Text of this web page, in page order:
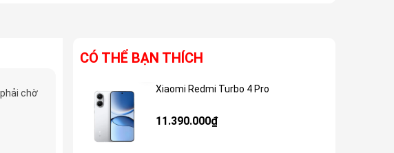
chờ
CÓ THỂ BẠN THÍCH
Xiaomi Redmi Turbo 4 Pro
11.390.000₫